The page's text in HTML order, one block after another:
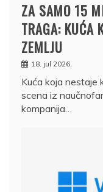
ZA SAMO 15
TRAGA: KUĆA
ZEMLJU
18. jul 2026.
Kuća koja nestaje
scena iz
kompanija…